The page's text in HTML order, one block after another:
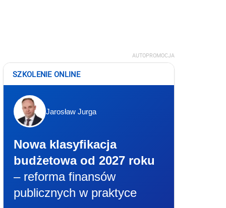
AUTOPROMOCJA
SZKOLENIE ONLINE
Jarosław Jurga
Nowa klasyfikacja
budżetowa od 2027 roku
– reforma finansów
publicznych w praktyce